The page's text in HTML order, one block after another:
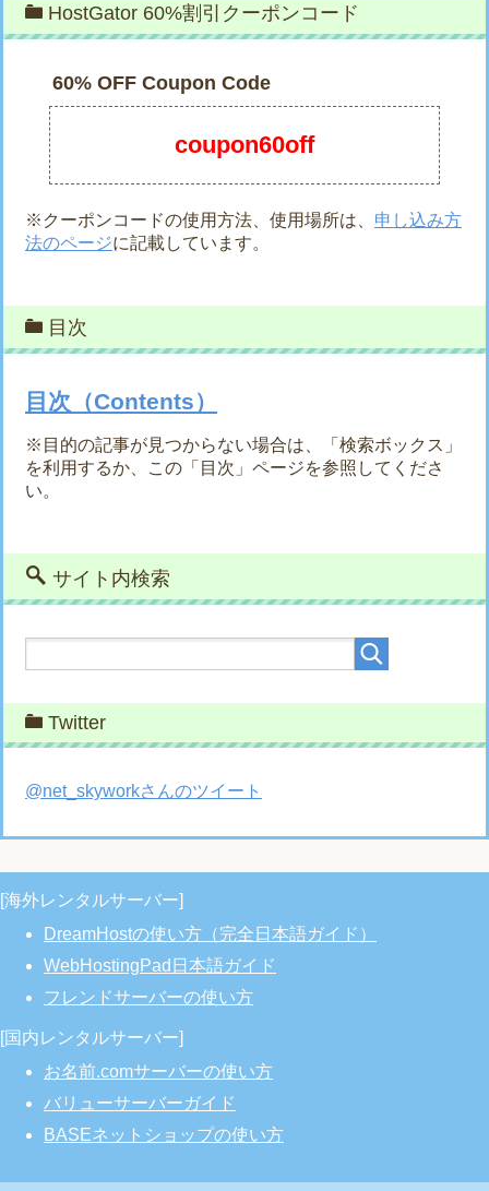
HostGator 60%割引クーポンコード
60% OFF Coupon Code
coupon60off
※クーポンコードの使用方法、使用場所は、 申し込み方
法のページに記載しています。
目次
目次（Contents）
※目的の記事が見つからない場合は、「検索ボックス」
を利用するか、この「目次」ページを参照してくださ
い。
サイト内検索
Twitter
@net_skyworkさんのツイート
[海外レンタルサーバー]
DreamHostの使い方（完全日本語ガイド）
WebHostingPad日本語ガイド
フレンドサーバーの使い方
[国内レンタルサーバー]
お名前.comサーバーの使い方
バリューサーバーガイド
BASEネットショップの使い方